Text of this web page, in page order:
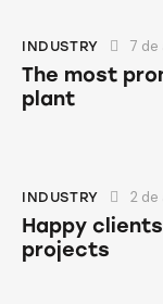
INDUSTRY 7
The most
plant
INDUSTRY 2
Happy
projects